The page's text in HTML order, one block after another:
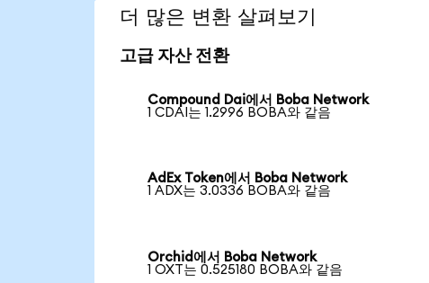
더 많은 변환 살펴보기
고급 자산 전환
Compound Dai에서 Boba Network
1 CDAI는 1.2996 BOBA와 같음
AdEx Token에서 Boba Network
1 ADX는 3.0336 BOBA와 같음
Orchid에서 Boba Network
1 OXT는 0.525180 BOBA와 같음